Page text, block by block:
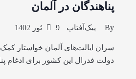
پناهندگان در آلمان
By پیک‌آفتاب 9 ثور 1402
سران ایالت‌های آلمان خواستار
دولت فدرال این کشور برای ادغام